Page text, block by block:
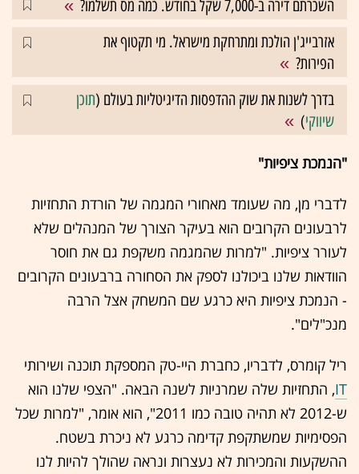
השכרתם דירה ב-7,000 שקל בחודש. כמה מס תשלמו?
אזרבייג'ן הולכת ומתרחקת מישראל. מי תקטוף את
הפירות?
בדרך לשנות את שוק ההדפסות הדיגיטליות בעולם (תוכן
שיווקי)
"הנמכת ציפיות"
לדברי מן, מה שעומד מאחורי המגמה של הורדת התחזיות
לרבעונים הקרובים הוא בעיקר הצורך של המנהלים שלא
לעורר ציפיות. "למרות שהמגמה משקפת גם את חוסר
הוודאות שלנו ביכולנו לספק את הסחורה ברבעונים הקרובים
- הנמכת ציפיות היא כרגע שם המשחק אצל הרבה
מנכ"לים".
ריל קומרס, לדבריו, כחברת היי-טק המספקת תוכנה ושירותי
IT, התחזיות שלה שמרניות לשנה הבאה. "הצפי שלנו הוא
ש-2012 לא תהיה טובה כמו 2011", הוא אומר, "למרות שכל
הפסימיות שמשתקפת קדימה כרגע לא ניכרת בשטח.
ההשקעות והמכירות לא נעצרות ונראה שהולך להיות לנו